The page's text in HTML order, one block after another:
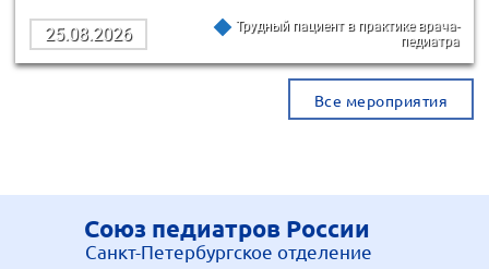
25.08.2026
Трудный пациент в практике врача-
педиатра
Все мероприятия
Союз педиатров России
Санкт-Петербургское отделение